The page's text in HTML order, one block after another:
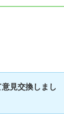
見交換しまし